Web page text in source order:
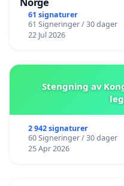
61 signaturer
61 Signeringer / 30 dager
22 Jul 2026
Stengning av
2 942 signaturer
60 Signeringer / 30 dager
25 Apr 2026